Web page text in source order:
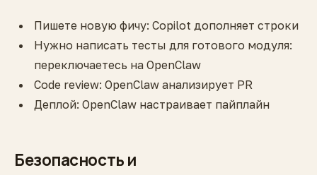
Пишете новую фичу: Copilot дополняет строки
Нужно написать тесты для готового модуля:
переключаетесь на OpenClaw
Code review: OpenClaw анализирует PR
Деплой: OpenClaw настраивает пайплайн
Безопасность и